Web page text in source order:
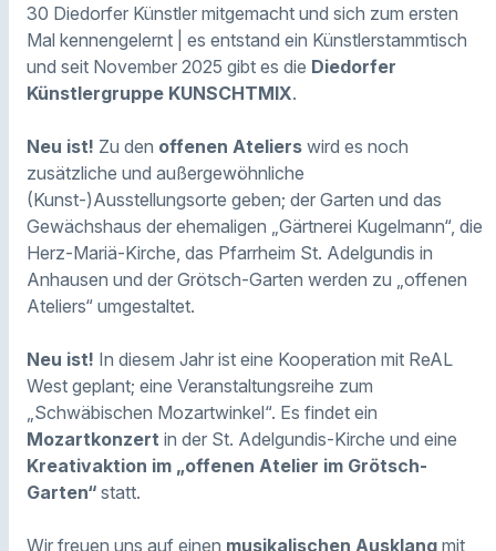
30 Diedorfer Künstler mitgemacht und sich zum ersten
Mal kennengelernt | es entstand ein Künstlerstammtisch
und seit November 2025 gibt es die Diedorfer
Künstlergruppe KUNSCHTMIX.
Neu ist! Zu den offenen Ateliers wird es noch
zusätzliche und außergewöhnliche
(Kunst-)Ausstellungsorte geben; der Garten und das
Gewächshaus der ehemaligen „Gärtnerei Kugelmann“, die
Herz-Mariä-Kirche, das Pfarrheim St. Adelgundis in
Anhausen und der Grötsch-Garten werden zu „offenen
Ateliers“ umgestaltet.
Neu ist! In diesem Jahr ist eine Kooperation mit ReAL
West geplant; eine Veranstaltungsreihe zum
„Schwäbischen Mozartwinkel“. Es findet ein
Mozartkonzert in der St. Adelgundis-Kirche und eine
Kreativaktion im „offenen Atelier im Grötsch-
Garten“ statt.
Wir freuen uns auf einen musikalischen Ausklang mit